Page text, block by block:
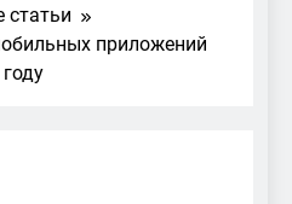
статьи
приложений